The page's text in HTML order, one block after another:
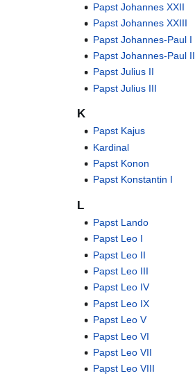
Papst Johannes XXII
Papst Johannes XXIII
Papst Johannes-Paul I
Papst Johannes-Paul II
Papst Julius II
Papst Julius III
K
Papst Kajus
Kardinal
Papst Konon
Papst Konstantin I
L
Papst Lando
Papst Leo I
Papst Leo II
Papst Leo III
Papst Leo IV
Papst Leo IX
Papst Leo V
Papst Leo VI
Papst Leo VII
Papst Leo VIII